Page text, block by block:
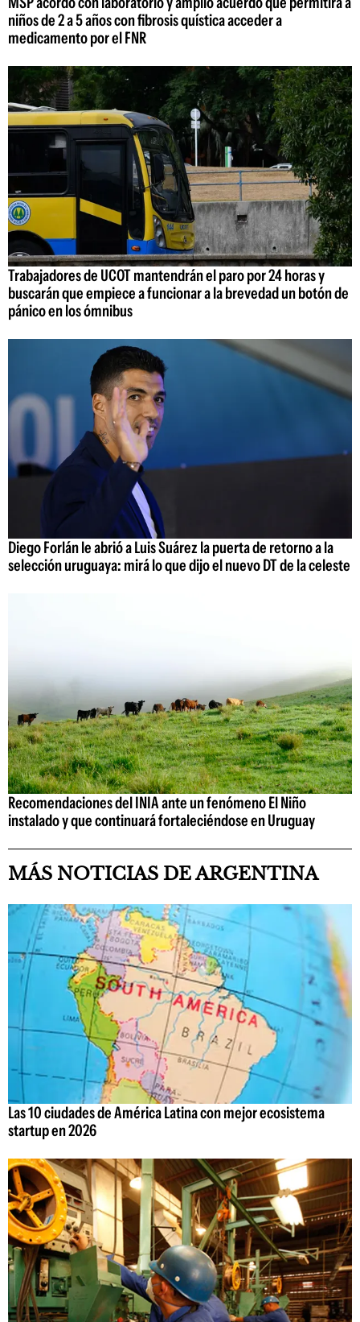
niños de 2 a 5 años con fibrosis quística acceder a
medicamento por el FNR
Trabajadores de UCOT mantendrán el paro por 24 horas y
buscarán que empiece a funcionar a la brevedad un botón de
pánico en los ómnibus
Diego Forlán le abrió a Luis Suárez la puerta de retorno a la
selección uruguaya: mirá lo que dijo el nuevo DT de la celeste
Recomendaciones del INIA ante un fenómeno El Niño
instalado y que continuará fortaleciéndose en Uruguay
MÁS NOTICIAS DE ARGENTINA
Las 10 ciudades de América Latina con mejor ecosistema
startup en 2026